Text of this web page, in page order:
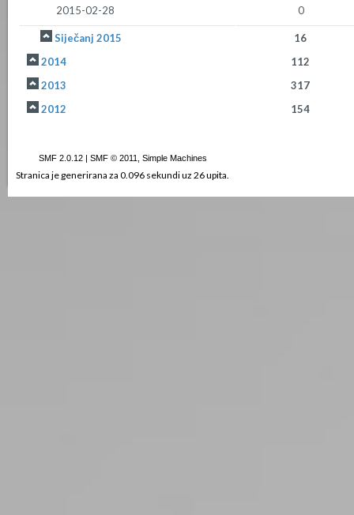
2015-02-28 0
Siječanj 2015
16
2014
112
2013
317
2012
154
SMF 2.0.12| SMF © 2011 Simple Machines
Stranica je generirana za 0.096 sekundi uz 26 upita.